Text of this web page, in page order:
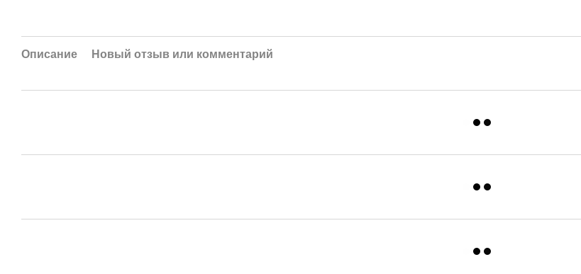
Описание Новый отзыв или комментарий